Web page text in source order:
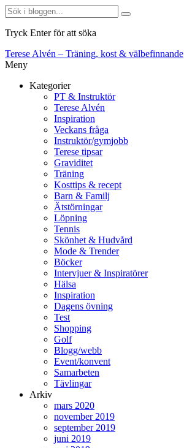
Tryck Enter för att söka
Terese Alvén – Träning, kost & välbefinnande
Meny
Kategorier
PT & Instruktör
Terese Alvén
Inspiration
Veckans fråga
Instruktör/gymjobb
Terese tipsar
Graviditet
Träning
Kosttips & recept
Barn & Familj
Ätstörningar
Löpning
Tennis
Skönhet & Hudvård
Mode & Trender
Böcker
Intervjuer & Inspiratörer
Hälsa
Inspiration
Dagens övning
Test
Shopping
Golf
Blogg/webb
Event/konvent
Samarbeten
Tävlingar
Arkiv
mars 2020
november 2019
september 2019
juni 2019